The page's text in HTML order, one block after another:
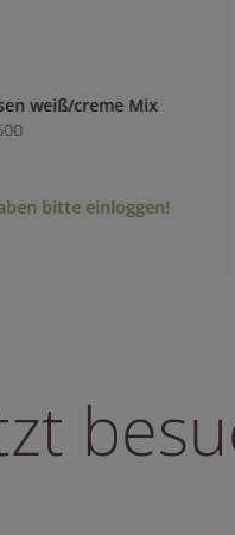
Mix
Rose
Art.-Nr.:
B:8cm
Für